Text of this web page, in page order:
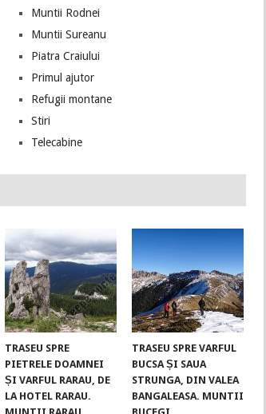
Muntii Rodnei
Muntii Sureanu
Piatra Craiului
Primul ajutor
Refugii montane
Stiri
Telecabine
TRASEU SPRE
PIETRELE DOAMNEI
ȘI VARFUL RARAU, DE
LA HOTEL RARAU.
TRASEU SPRE VARFUL
BUCSA ȘI SAUA
STRUNGA, DIN VALEA
BANGALEASA. MUNTII